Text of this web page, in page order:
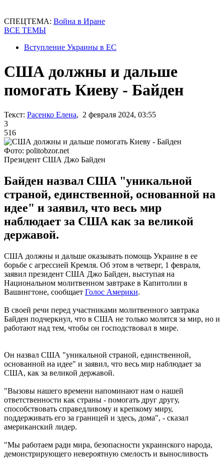
СПЕЦТЕМА: Война в Иране
ВСЕ ТЕМЫ
Вступление Украины в ЕС
США должны и дальше
помогать Киеву - Байден
Текст: Расенко Елена, 2 февраля 2024, 03:55
3
516
Фото: politobzor.net
Президент США Джо Байден
Байден назвал США "уникальной
страной, единственной, основанной на
идее" и заявил, что весь мир
наблюдает за США как за великой
державой.
США должны и дальше оказывать помощь Украине в ее
борьбе с агрессией Кремля. Об этом в четверг, 1 февраля,
заявил президент США Джо Байден, выступая на
Национальном молитвенном завтраке в Капитолии в
Вашингтоне, сообщает Голос Америки.
В своей речи перед участниками молитвенного завтрака
Байден подчеркнул, что в США не только молятся за мир, но и
работают над тем, чтобы он господствовал в мире.
Он назвал США "уникальной страной, единственной,
основанной на идее" и заявил, что весь мир наблюдает за
США, как за великой державой.
"Вызовы нашего времени напоминают нам о нашей
ответственности как страны - помогать друг другу,
способствовать справедливому и крепкому миру,
поддерживать его за границей и здесь, дома", - сказал
американский лидер.
"Мы работаем ради мира, безопасности украинского народа,
демонстрирующего невероятную смелость и выносливость